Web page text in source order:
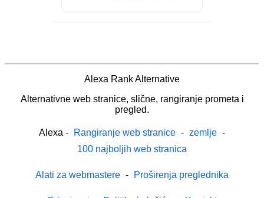
Alexa Rank Alternative
Alternativne web stranice, slične, rangiranje prometa i
pregled.
Alexa - Rangiranje web stranice - zemlje -
100 najboljih web stranica
Alati za webmastere - Proširenja preglednika